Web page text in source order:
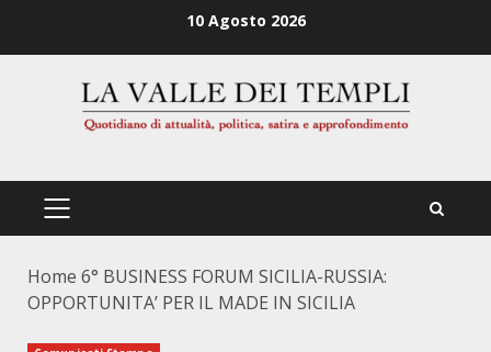
10 Agosto 2026
PRIMÄRES
Home 6° BUSINESS FORUM SICILIA-RUSSIA:
OPPORTUNITA’ PER IL MADE IN SICILIA